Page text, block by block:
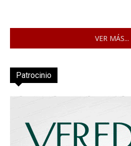
VER MÁS...
Patrocinio